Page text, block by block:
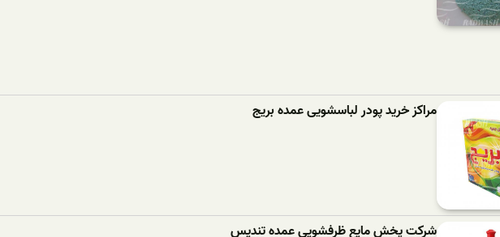
مراکز خرید پودر لباسشویی عمده بریج
شرکت پخش مایع ظرفشویی عمده تندیس